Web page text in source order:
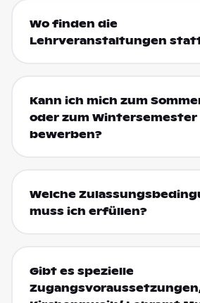
Wo finden die
Lehrveranstaltungen
Kann ich mich zum
oder zum Wintersemester
bewerben?
Welche
muss ich erfüllen?
Gibt es spezielle